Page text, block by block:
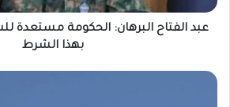
الغد
بهذا
عبد الفتاح البرهان: الحكومة مستعدة
بهذا الشرط
أطباء